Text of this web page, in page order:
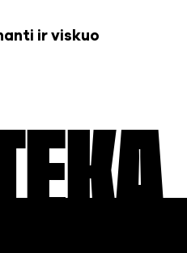
ir viskuo